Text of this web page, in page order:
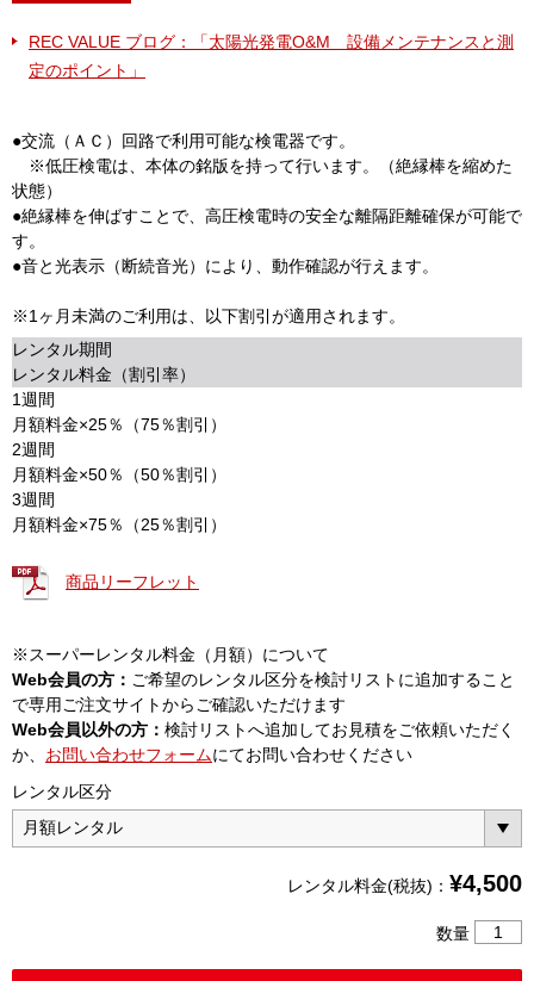
REC VALUE ブログ：「太陽光発電O&M 設備メンテナンスと測
定のポイント」
●交流（ＡＣ）回路で利用可能な検電器です。
※低圧検電は、本体の銘版を持って行います。（絶縁棒を縮めた
状態）
●絶縁棒を伸ばすことで、高圧検電時の安全な離隔距離確保が可能で
す。
●音と光表示（断続音光）により、動作確認が行えます。
※1ヶ月未満のご利用は、以下割引が適用されます。
レンタル期間
レンタル料金（割引率）
1週間
月額料金×25％（75％割引）
2週間
月額料金×50％（50％割引）
3週間
月額料金×75％（25％割引）
商品リーフレット
※スーパーレンタル料金（月額）について
Web会員の方： ご希望のレンタル区分を検討リストに追加すること
で専用ご注文サイトからご確認いただけます
Web会員以外の方： 検討リストへ追加してお見積をご依頼いただく
か、 お問い合わせフォームにてお問い合わせください
レンタル区分
レンタル料金(税抜)： ¥4,500
数量
高・